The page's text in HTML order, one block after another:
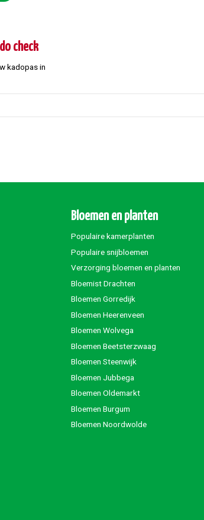
check
kadopas in
Bloemen en planten
Populaire kamerplanten
Populaire snijbloemen
Verzorging bloemen en planten
Bloemist Drachten
Bloemen Gorredijk
Bloemen Heerenveen
Bloemen Wolvega
Bloemen Beetsterzwaag
Bloemen Steenwijk
Bloemen Jubbega
Bloemen Oldemarkt
Bloemen Burgum
Bloemen Noordwolde